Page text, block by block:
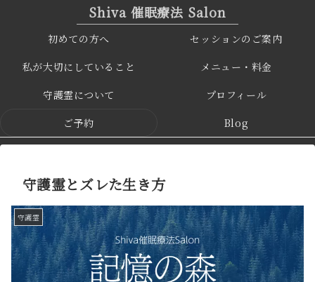
Shiva 催眠療法 Salon
初めての方へ
セッションのご案内
私が大切にしていること
メニュー・料金
守護霊について
プロフィール
ご予約
Blog
守護霊とズレた生き方
守護霊